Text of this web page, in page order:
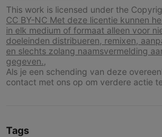
This work is licensed under the
CC BY-NC Met deze licentie kunnen
in elk medium of formaat alleen voor
doeleinden distribueren, remixen,
en slechts zolang naamsvermelding
gegeven.,
Als je een schending van deze
contact met ons op om verdere actie
Tags